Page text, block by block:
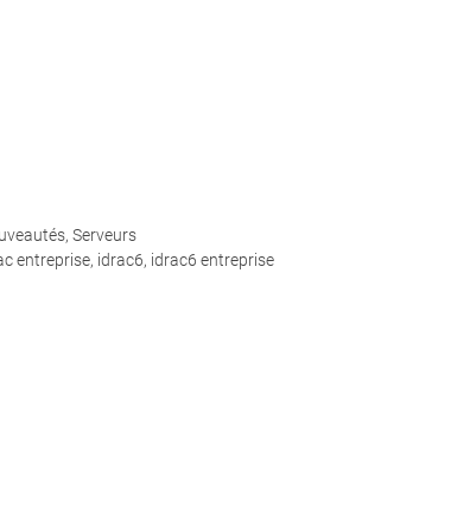
, Serveurs
entreprise, idrac6, idrac6 entreprise